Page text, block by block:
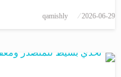
2026-06-29
qamishly